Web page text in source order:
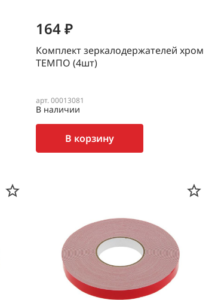
164 ₽
Комплект зеркалодержателей хром
ТЕМПО (4шт)
арт. 00013081
В наличии
В корзину